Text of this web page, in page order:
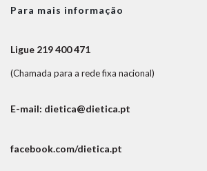
Para mais informação
Ligue 219 400 471
(Chamada para a rede fixa nacional)
E-mail: dietica@dietica.pt
facebook.com/dietica.pt